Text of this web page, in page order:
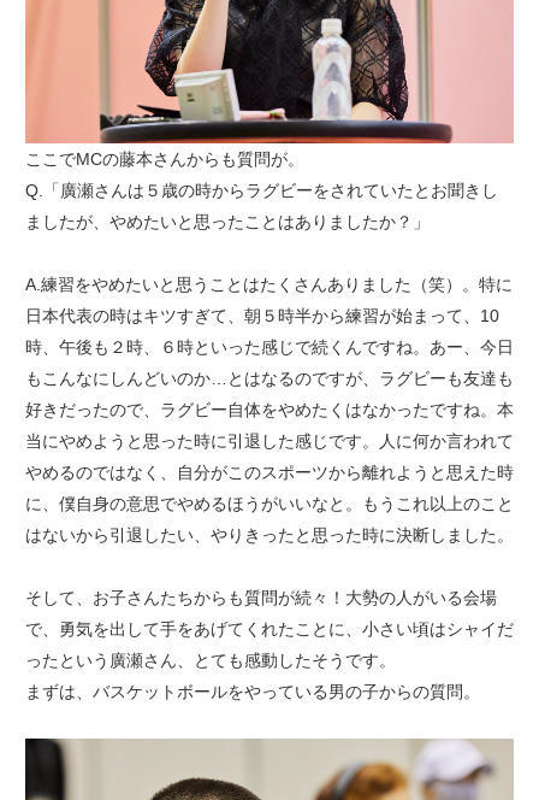
ここでMCの藤本さんからも質問が。
Q.「廣瀬さんは５歳の時からラグビーをされていたとお聞きし
ましたが、やめたいと思ったことはありましたか？」
A.練習をやめたいと思うことはたくさんありました（笑）。特に
日本代表の時はキツすぎて、朝５時半から練習が始まって、10
時、午後も２時、６時といった感じで続くんですね。あー、今日
もこんなにしんどいのか…とはなるのですが、ラグビーも友達も
好きだったので、ラグビー自体をやめたくはなかったですね。本
当にやめようと思った時に引退した感じです。人に何か言われて
やめるのではなく、自分がこのスポーツから離れようと思えた時
に、僕自身の意思でやめるほうがいいなと。もうこれ以上のこと
はないから引退したい、やりきったと思った時に決断しました。
そして、お子さんたちからも質問が続々！大勢の人がいる会場
で、勇気を出して手をあげてくれたことに、小さい頃はシャイだ
ったという廣瀬さん、とても感動したそうです。
まずは、バスケットボールをやっている男の子からの質問。